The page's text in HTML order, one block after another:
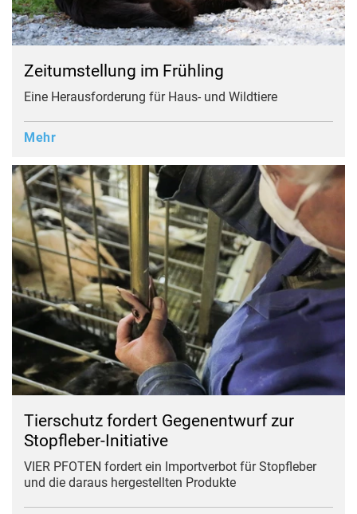
Zeitumstellung im Frühling
Eine Herausforderung für Haus- und Wildtiere
Mehr
Tierschutz fordert Gegenentwurf zur
Stopfleber-Initiative
VIER PFOTEN fordert ein Importverbot für Stopfleber
und die daraus hergestellten Produkte